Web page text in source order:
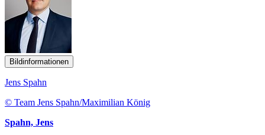
Bildinformationen
Jens Spahn
© Team Jens Spahn/Maximilian König
Spahn, Jens